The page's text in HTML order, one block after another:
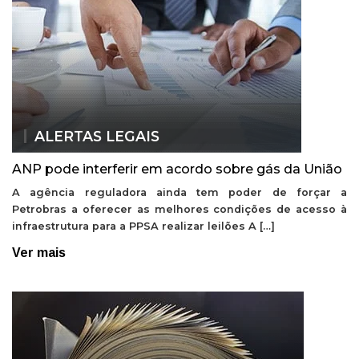
ALERTAS LEGAIS
ANP pode interferir em acordo sobre gás da União
A agência reguladora ainda tem poder de forçar a
Petrobras a oferecer as melhores condições de acesso à
infraestrutura para a PPSA realizar leilões A […]
Ver mais